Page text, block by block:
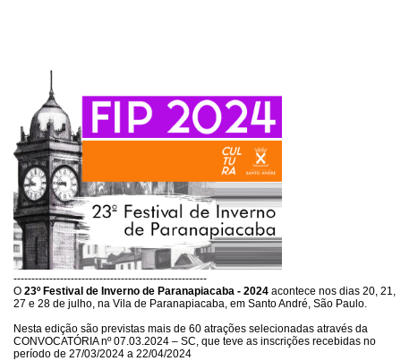
------------------------------------------------------
O 23º Festival de Inverno de Paranapiacaba - 2024 acontece nos dias 20, 21,
27 e 28 de julho, na Vila de Paranapiacaba, em Santo André, São Paulo.
Nesta edição são previstas mais de 60 atrações selecionadas através da
CONVOCATÓRIA nº 07.03.2024 – SC, que teve as inscrições recebidas no
período de 27/03/2024 a 22/04/2024